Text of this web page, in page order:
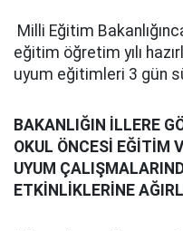
Milli Eğitim
eğitim öğretim yılı
uyum eğitimleri 3 gün
BAKANLIĞIN İLLERE
OKUL ÖNCESİ EĞİTİM
UYUM
ETKİNLİKLERİNE